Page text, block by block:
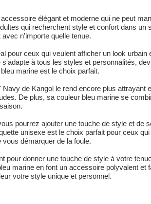
élégant et moderne qui ne peut
qui recherchent style et confort dans
n'importe quelle tenue.
pour ceux qui veulent afficher un look
à tous les styles et personnalités,
marine est le choix parfait.
de Kangol le rend encore plus
De plus, sa couleur bleu marine se
pourrez ajouter une touche de style et de
unisexe est le choix parfait pour ceux
démarquer de la foule.
pour donner une touche de style à votre
marine en font un accessoire polyvalent
votre style unique et personnel.